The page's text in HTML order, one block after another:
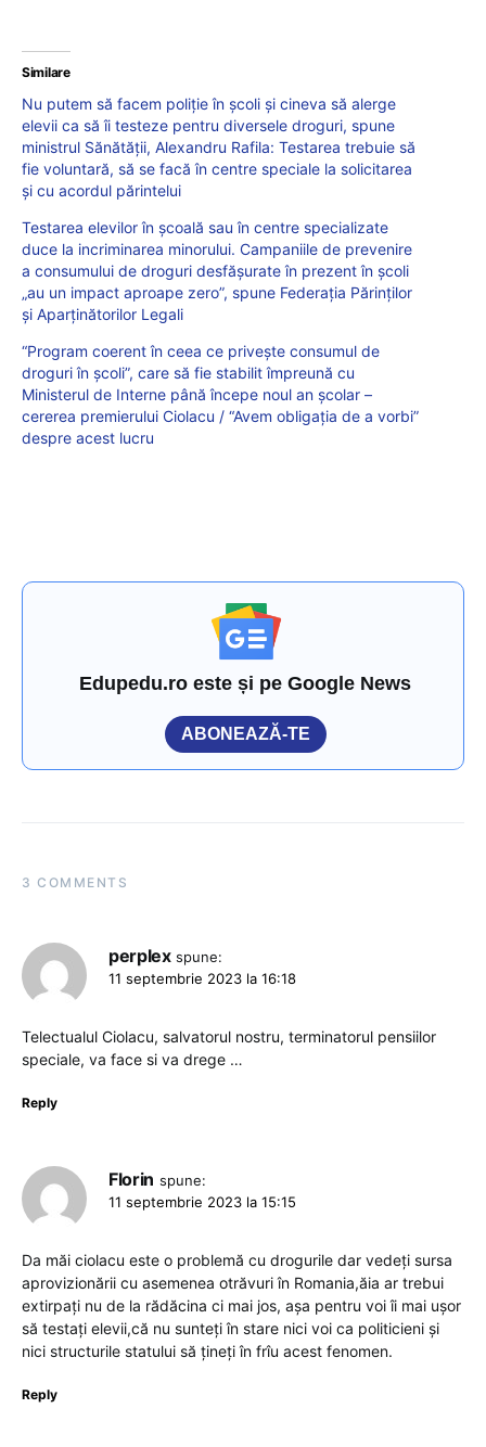
Similare
Nu putem să facem poliție în școli și cineva să alerge
elevii ca să îi testeze pentru diversele droguri, spune
ministrul Sănătății, Alexandru Rafila: Testarea trebuie să
fie voluntară, să se facă în centre speciale la solicitarea
și cu acordul părintelui
Testarea elevilor în școală sau în centre specializate
duce la incriminarea minorului. Campaniile de prevenire
a consumului de droguri desfășurate în prezent în școli
„au un impact aproape zero”, spune Federația Părinților
și Aparținătorilor Legali
“Program coerent în ceea ce privește consumul de
droguri în școli”, care să fie stabilit împreună cu
Ministerul de Interne până începe noul an școlar –
cererea premierului Ciolacu / “Avem obligația de a vorbi”
despre acest lucru
Edupedu.ro este și pe Google News
ABONEAZĂ-TE
3 COMMENTS
perplex spune:
11 septembrie 2023 la 16:18
Telectualul Ciolacu, salvatorul nostru, terminatorul pensiilor
speciale, va face si va drege …
Reply
Florin spune:
11 septembrie 2023 la 15:15
Da măi ciolacu este o problemă cu drogurile dar vedeți sursa
aprovizionării cu asemenea otrăvuri în Romania,ăia ar trebui
extirpați nu de la rădăcina ci mai jos, așa pentru voi îi mai ușor
să testați elevii,că nu sunteți în stare nici voi ca politicieni și
nici structurile statului să țineți în frîu acest fenomen.
Reply